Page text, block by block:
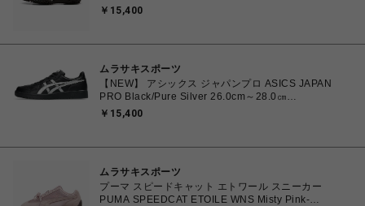
23.0cm～25.0㎝ 397330_17 4069157788854 【送料
￥15,400
ムラサキスポーツ
【NEW】 アシックス ジャパンプロ ASICS JAPAN
PRO Black/Pure Silver 26.0cm～28.0㎝
1203B205.001 4573690068224 メンズ スニーカー
￥15,400
ムラサキスポーツ
プーマ スピードキャット エトワール スニーカー
PUMA SPEEDCAT ETOILE WNS Misty Pink-